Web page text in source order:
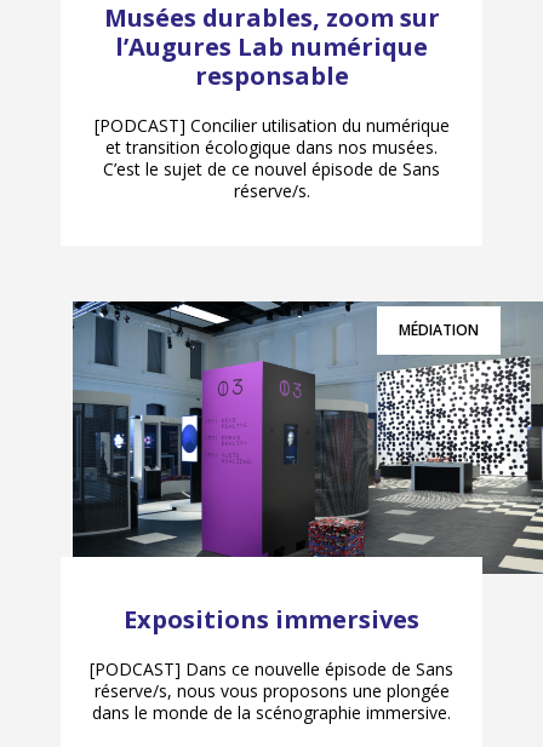
Musées durables, zoom sur
l’Augures Lab numérique
responsable
[PODCAST] Concilier utilisation du numérique
et transition écologique dans nos musées.
C’est le sujet de ce nouvel épisode de Sans
réserve/s.
MÉDIATION
Expositions immersives
[PODCAST] Dans ce nouvelle épisode de Sans
réserve/s, nous vous proposons une plongée
dans le monde de la scénographie immersive.